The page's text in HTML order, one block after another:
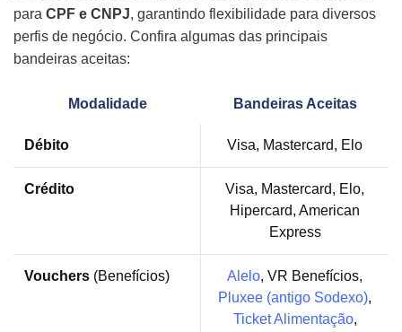
para CPF e CNPJ, garantindo flexibilidade para diversos
perfis de negócio. Confira algumas das principais
bandeiras aceitas:
Modalidade Bandeiras Aceitas
Débito Visa, Mastercard, Elo
Crédito
Visa, Mastercard, Elo,
Hipercard, American
Express
Vouchers (Benefícios) Alelo, VR Benefícios,
Pluxee (antigo Sodexo),
Ticket Alimentação,